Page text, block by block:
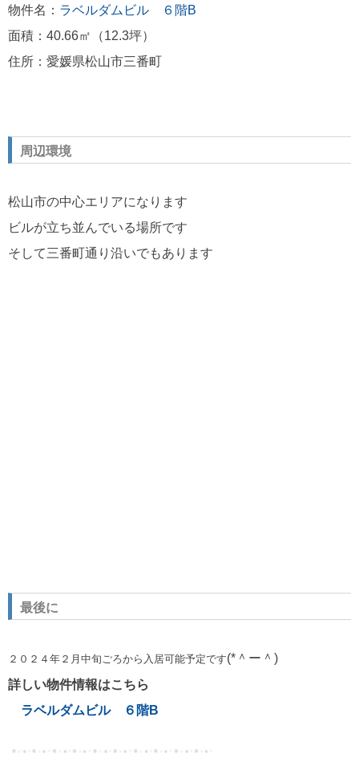
物件名： ラベルダムビル ６階B
面積：40.66㎡（12.3坪）
住所：愛媛県松山市三番町
周辺環境
松山市の中心エリアになります
ビルが立ち並んでいる場所です
そして三番町通り沿いでもあります
最後に
２０２４年２月中旬ごろから入居可能予定です(*＾ー＾)
詳しい物件情報はこちら
ラベルダムビル ６階B